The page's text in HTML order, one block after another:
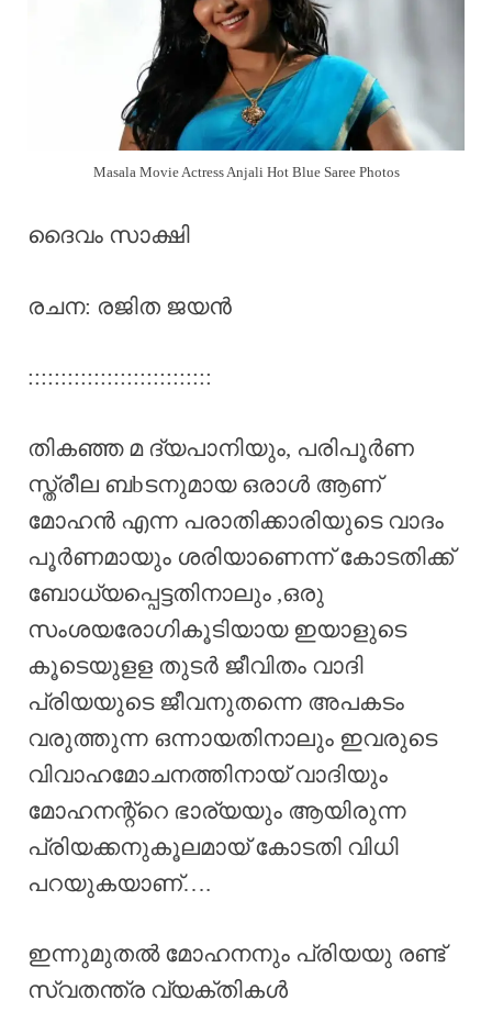
Masala Movie Actress Anjali Hot Blue Saree Photos
ദൈവം സാക്ഷി
രചന: രജിത ജയൻ
::::::::::::::::::::::::::::
തികഞ്ഞ മ ദ്യപാനിയും, പരിപൂർണ
സ്ത്രീല ബbടനുമായ ഒരാൾ ആണ്
മോഹൻ എന്ന പരാതിക്കാരിയുടെ വാദം
പൂർണമായും ശരിയാണെന്ന് കോടതിക്ക്
ബോധ്യപ്പെട്ടതിനാലും ,ഒരു
സംശയരോഗികൂടിയായ ഇയാളുടെ
കൂടെയുളള തുടർ ജീവിതം വാദി
പ്രിയയുടെ ജീവനുതന്നെ അപകടം
വരുത്തുന്ന ഒന്നായതിനാലും ഇവരുടെ
വിവാഹമോചനത്തിനായ് വാദിയും
മോഹനന്റ്റെ ഭാര്യയും ആയിരുന്ന
പ്രിയക്കനുകൂലമായ് കോടതി വിധി
പറയുകയാണ്….
ഇന്നുമുതൽ മോഹനനും പ്രിയയു രണ്ട്
സ്വതന്ത്ര വ്യക്തികൾ